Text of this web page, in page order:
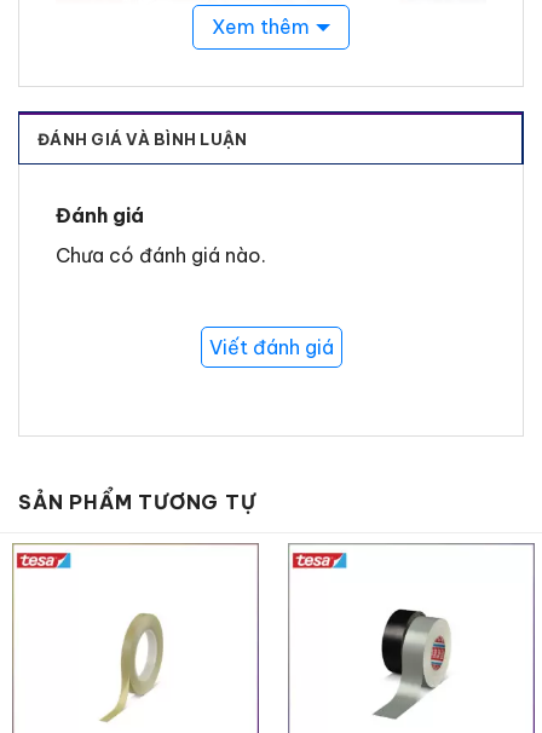
Tính năng nổi bật của Tesa 4244
năng chịu nhiệt lên đến
giờ
sấy ở nhiệt độ trung bình.
, sản phẩm dễ dàng phù hợp với
các bề mặt phức tạp, đường cong
Đường biên sắc nét: Độ dày110 µm
nét, đặc biệt trên các bề mặt nhựa sơn
: Sau khi tháo gỡ,
băng keo không để lại dư lượng keo,
đảm bảo bề mặt sạch sẽ.
Độ bám dính vượt trội
: Sử dụng chất
kết dính cao su tự nhiên, tesa® 4244
Xem thêm
ĐÁNH GIÁ VÀ BÌNH LUẬN
Đánh giá
Chưa có đánh giá nào.
Viết đánh giá
SẢN PHẨM TƯƠNG TỰ